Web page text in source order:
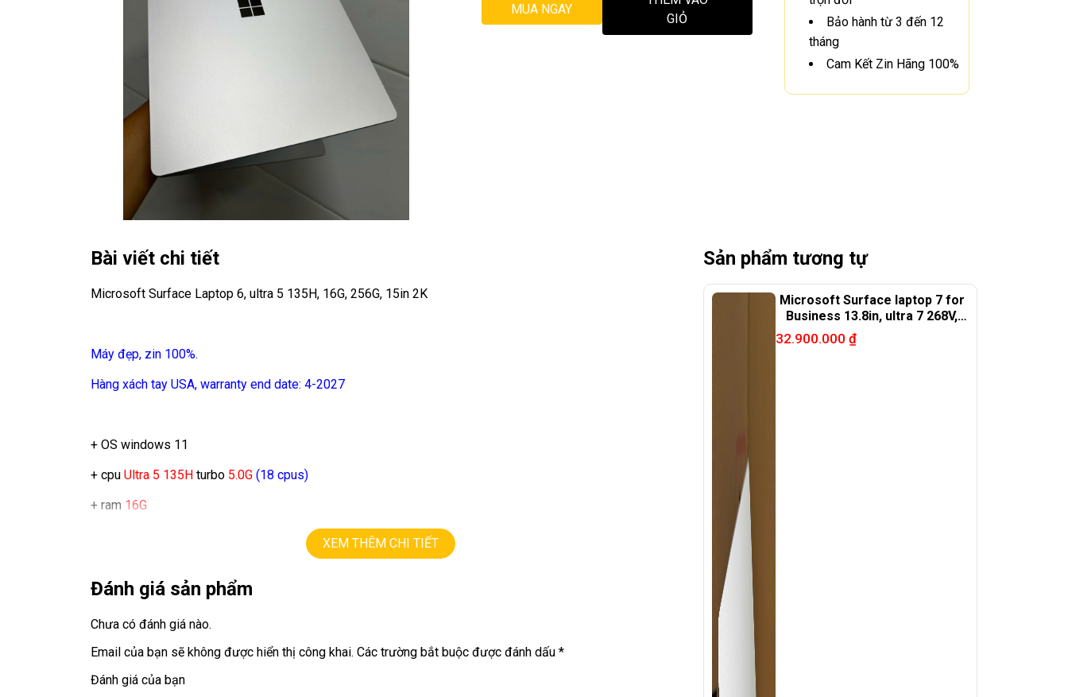
MUA NGAY
GIỎ
Bảo hành từ 3 đến 12
tháng
Cam Kết Zin Hãng 100%
Bài viết chi tiết
Microsoft Surface Laptop 6, ultra 5 135H, 16G, 256G, 15in 2K
Máy đẹp, zin 100%.
Hàng xách tay USA, warranty end date: 4-2027
+ OS windows 11
+ cpu Ultra 5 135H turbo 5.0G (18 cpus)
+ ram 16G
+ vgaArc graphics
+ camera, usb type C….
Giá :19.9tr.
XEM THÊM CHI TIẾT
Đánh giá sản phẩm
Chưa có đánh giá nào.
Email của bạn sẽ không được hiển thị công khai. Các trường bắt buộc được đánh dấu *
Đánh giá của bạn
Sản phẩm tương tự
Microsoft Surface laptop 7 for
Business 13.8in, ultra 7 268V,
32G, 256G, 99%
32.900.000 ₫